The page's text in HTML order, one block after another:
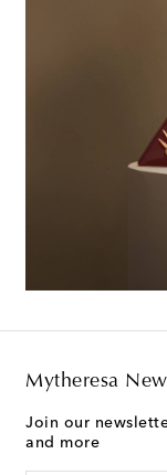
Mytheresa
Join our
and more